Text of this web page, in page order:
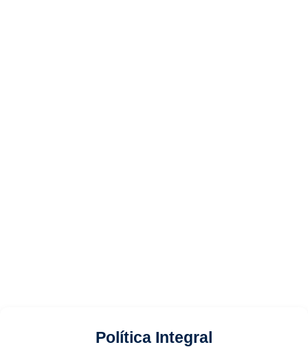
Política Integral